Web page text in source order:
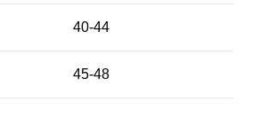
40-44
45-48